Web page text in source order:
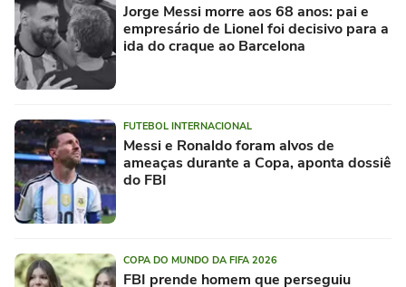
Jorge Messi morre aos 68 anos: pai e
empresário de Lionel foi decisivo para a
ida do craque ao Barcelona
FUTEBOL INTERNACIONAL
Messi e Ronaldo foram alvos de
ameaças durante a Copa, aponta dossiê
do FBI
COPA DO MUNDO DA FIFA 2026
FBI prende homem que perseguiu